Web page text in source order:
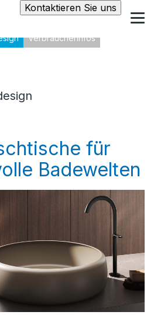
Kontaktieren Sie uns
Verbraucherinfos
für
Badewelten